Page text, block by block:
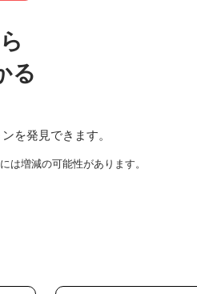
る
を発見できます。
増減の可能性があります。